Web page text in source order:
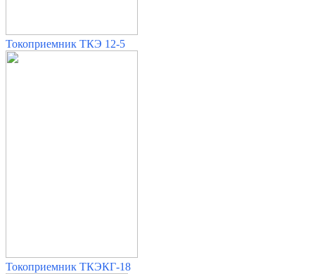
Токоприемник ТКЭ 12-5
Токоприемник ТКЭКГ-18